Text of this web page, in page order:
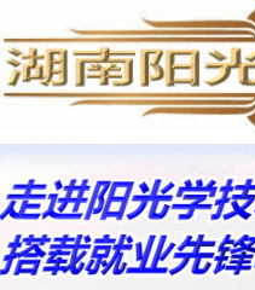
手机维修培训,手机维修培训学校,手机